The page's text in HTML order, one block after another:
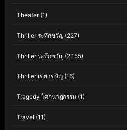
Theater(1)
Thriller ระทึกขวัญ (227)
Thriller ระทึกขวัญ (2,155)
Thriller เขย่าขวัญ (16)
Tragedy โศกนาฏกรรม (1)
Travel (11)